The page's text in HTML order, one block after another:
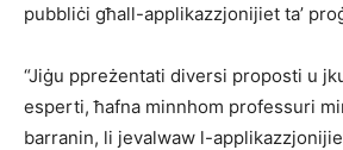
pubbliċi għall-applikazzjonijiet ta’
“Jiġu ppreżentati diversi proposti u
esperti, ħafna minnhom professuri
barranin, li jevalwaw l-